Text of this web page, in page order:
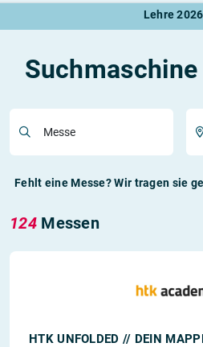
Lehre 2026
Messe
Fehlt eine Messe? Wir tragen sie
124 Messen
HTK UNFOLDED // DEIN